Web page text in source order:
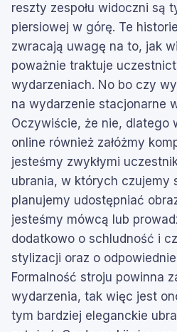
reszty zespołu widoczni są
piersiowej w górę. Te
zwracają uwagę na to, jak
poważnie traktuje
wydarzeniach. No bo czy
na wydarzenie stacjonarne
Oczywiście, że nie, dlatego
online również załóżmy
jesteśmy zwykłymi
ubrania, w których czujemy
planujemy udostępniać
jesteśmy mówcą lub
dodatkowo o schludność i
stylizacji oraz o
Formalność stroju powinna
wydarzenia, tak więc jest
tym bardziej eleganckie